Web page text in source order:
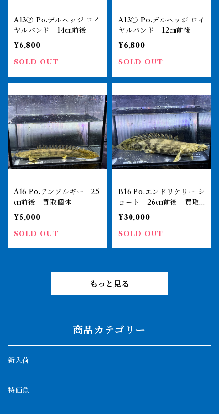
A13② Po.デルヘッジ ロイ
ヤルバンド 14㎝前後
¥6,800
SOLD OUT
A13① Po.デルヘッジ ロイ
ヤルバンド 12㎝前後
¥6,800
SOLD OUT
A16 Po.アンソルギー 25
㎝前後 買取個体
¥5,000
SOLD OUT
B16 Po.エンドリケリー シ
ョート 26㎝前後 買取
個体
¥30,000
SOLD OUT
もっと見る
商品カテゴリー
新入荷
特価魚